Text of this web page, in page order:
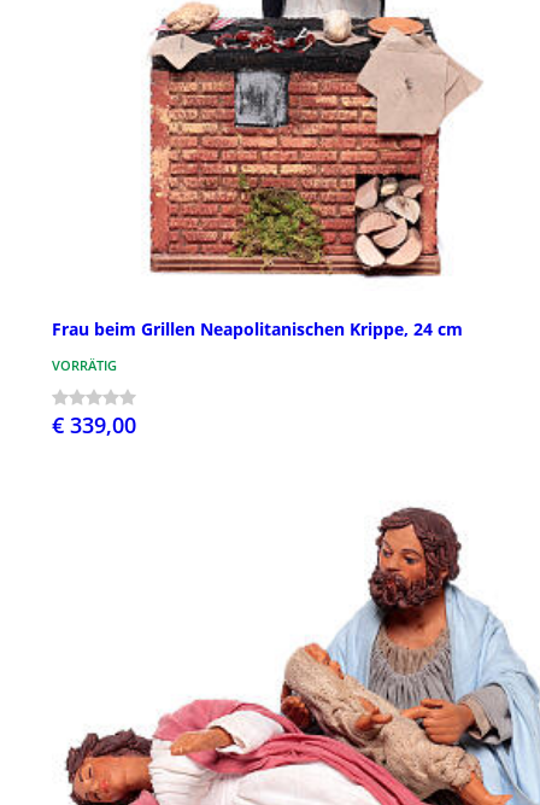
Frau beim Grillen Neapolitanischen Krippe, 24 cm
VORRÄTIG
€ 339,00